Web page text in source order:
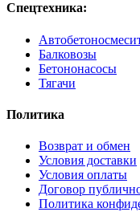
Спецтехника:
Балковозы
Бетононасосы
Тягачи
Политика
Возврат и обмен
Условия доставки
Условия оплаты
Договор
Политика